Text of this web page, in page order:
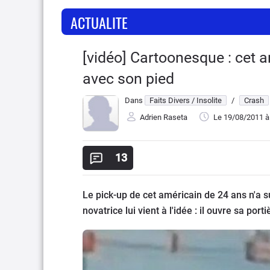
ACTUALITE
[vidéo] Cartoonesque : cet
avec son pied
Dans Faits Divers / Insolite /
Crash
Adrien Raseta
Le 19/08/2011
13
Le pick-up de cet américain de 24 ans n'a
novatrice lui vient à l'idée : il ouvre sa